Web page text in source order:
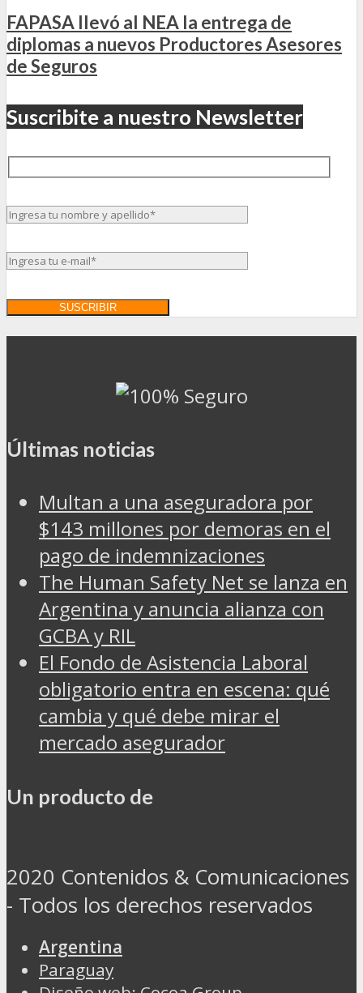
FAPASA llevó al NEA la entrega de
diplomas a nuevos Productores Asesores
de Seguros
Suscribite a nuestro Newsletter
Últimas noticias
Multan a una aseguradora por
$143 millones por demoras en el
pago de indemnizaciones
The Human Safety Net se lanza en
Argentina y anuncia alianza con
GCBA y RIL
El Fondo de Asistencia Laboral
obligatorio entra en escena: qué
cambia y qué debe mirar el
mercado asegurador
Un producto de
2020 Contenidos & Comunicaciones
- Todos los derechos reservados
Argentina
Paraguay